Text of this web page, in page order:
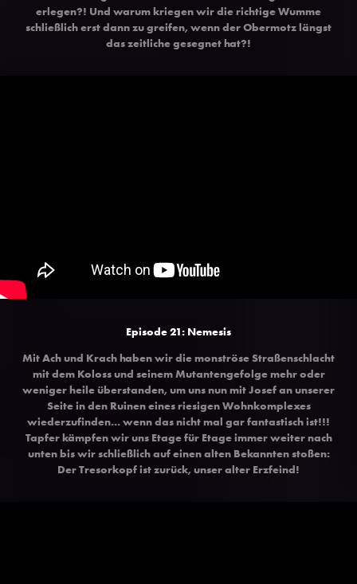
erlegen?! Und warum kriegen wir die richtige Wumme
schließlich erst dann zu greifen, wenn der Obermotz längst
das zeitliche gesegnet hat?!
Episode 21: Nemesis
Mit Ach und Krach haben wir die monströse Straßenschlacht
mit dem Koloss und seinem Mutantengefolge mehr oder
weniger heile überstanden, um uns nun mit Josef an unserer
Seite in den Ruinen eines riesigen Wohnkomplexes
wiederzufinden... wenn das nicht mal gar fantastisch ist!!!
Tapfer kämpfen wir uns Etage für Etage immer weiter nach
unten bis wir schließlich auf einen alten Bekannten stoßen:
Der Tresorkopf ist zurück, unser alter Erzfeind!